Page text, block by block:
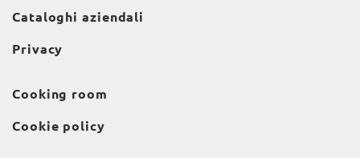
Cataloghi aziendali
Privacy
Cooking room
Cookie policy